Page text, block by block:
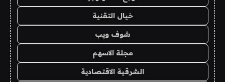
خيال التقنية
شوف ويب
مجلة الاسهم
الشرقية الاقتصادية